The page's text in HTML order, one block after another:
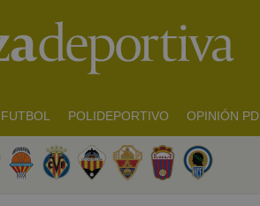
FUTBOL POLIDEPORTIVO OPINIÓN PD